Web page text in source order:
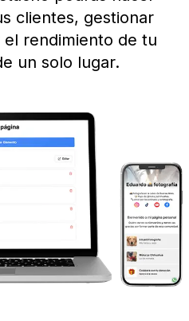
clientes, gestionar
el rendimiento de tu
un solo lugar.